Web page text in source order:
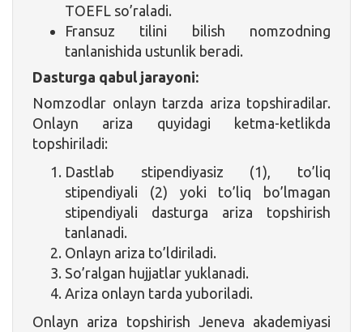
TOEFL so’raladi.
Fransuz tilini bilish nomzodning
tanlanishida ustunlik beradi.
Dasturga qabul jarayoni:
Nomzodlar onlayn tarzda ariza topshiradilar.
Onlayn ariza quyidagi ketma-ketlikda
topshiriladi:
Dastlab stipendiyasiz (1), to’liq
stipendiyali (2) yoki to’liq bo’lmagan
stipendiyali dasturga ariza topshirish
tanlanadi.
Onlayn ariza to’ldiriladi.
So’ralgan hujjatlar yuklanadi.
Ariza onlayn tarda yuboriladi.
Onlayn ariza topshirish Jeneva akademiyasi